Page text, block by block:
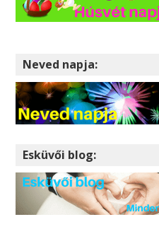
Neved napja:
Esküvői blog: